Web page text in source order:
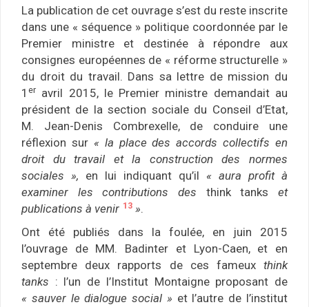
La publication de cet ouvrage s’est du reste inscrite
dans une « séquence » politique coordonnée par le
Premier ministre et destinée à répondre aux
consignes européennes de « réforme structurelle »
du droit du travail. Dans sa lettre de mission du
1 er avril 2015, le Premier ministre demandait au
président de la section sociale du Conseil d’Etat,
M. Jean-Denis Combrexelle, de conduire une
réflexion sur « la place des accords collectifs en
droit du travail et la construction des normes
sociales », en lui indiquant qu’il « aura profit à
examiner les contributions des think tanks et
publications à venir 13 ».
Ont été publiés dans la foulée, en juin 2015
l’ouvrage de MM. Badinter et Lyon-Caen, et en
septembre deux rapports de ces fameux think
tanks : l’un de l’Institut Montaigne proposant de
« sauver le dialogue social » et l’autre de l’institut